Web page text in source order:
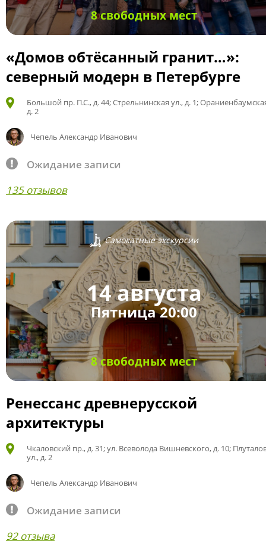
8 свободных мест
«Домов обтёсанный гранит…»:
северный модерн в Петербурге
Большой пр. П.С., д. 44; Стрельнинская ул., д. 1;
д. 2
Чепель Александр Иванович
Ожидание записи
135 отзывов
Самокатные экскурсии
14 августа
Пятница 20:00
8 свободных мест
Ренессанс древнерусской
архитектуры
Чкаловский пр., д. 31; ул. Всеволода Вишневского, д. 10;
ул., д. 2
Чепель Александр Иванович
Ожидание записи
92 отзыва